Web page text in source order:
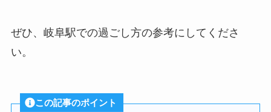
ぜひ、岐阜駅での過ごし方の参考にしてくださ
い。
この記事のポイント